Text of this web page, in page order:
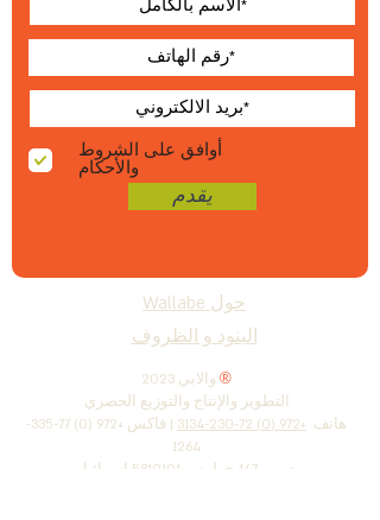
أوافق على الشروط
والأحكام
يقدم
حول Wallabe
البنود و الظروف
2023 والابي ®
التطوير والإنتاج والتوزيع الحصري
هاتف +972 (0) 72-230-3134 | فاكس
+972 (0) 77-335-
1264
ص.ب 147 حولون ،
5810101 إسرائيل